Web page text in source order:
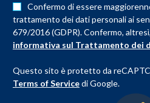
Confermo di essere
trattamento dei dati personali ai
679/2016 (GDPR). Confermo,
informativa sul Trattamento dei
Questo sito è protetto da
Terms of Servicedi Google.